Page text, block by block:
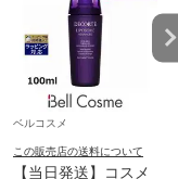
ベルコスメ
この販売店の送料について
【当日発送】コスメ